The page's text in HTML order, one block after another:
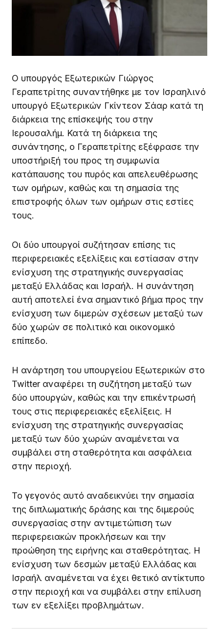
Ο υπουργός Εξωτερικών Γιώργος
Γεραπετρίτης συναντήθηκε με τον Ισραηλινό
υπουργό Εξωτερικών Γκίντεον Σάαρ κατά τη
διάρκεια της επίσκεψής του στην
Ιερουσαλήμ. Κατά τη διάρκεια της
συνάντησης, ο Γεραπετρίτης εξέφρασε την
υποστήριξή του προς τη συμφωνία
κατάπαυσης του πυρός και απελευθέρωσης
των ομήρων, καθώς και τη σημασία της
επιστροφής όλων των ομήρων στις εστίες
τους.
Οι δύο υπουργοί συζήτησαν επίσης τις
περιφερειακές εξελίξεις και εστίασαν στην
ενίσχυση της στρατηγικής συνεργασίας
μεταξύ Ελλάδας και Ισραήλ. Η συνάντηση
αυτή αποτελεί ένα σημαντικό βήμα προς την
ενίσχυση των διμερών σχέσεων μεταξύ των
δύο χωρών σε πολιτικό και οικονομικό
επίπεδο.
Η ανάρτηση του υπουργείου Εξωτερικών στο
Twitter αναφέρει τη συζήτηση μεταξύ των
δύο υπουργών, καθώς και την επικέντρωσή
τους στις περιφερειακές εξελίξεις. Η
ενίσχυση της στρατηγικής συνεργασίας
μεταξύ των δύο χωρών αναμένεται να
συμβάλει στη σταθερότητα και ασφάλεια
στην περιοχή.
Το γεγονός αυτό αναδεικνύει την σημασία
της διπλωματικής δράσης και της διμερούς
συνεργασίας στην αντιμετώπιση των
περιφερειακών προκλήσεων και την
προώθηση της ειρήνης και σταθερότητας. Η
ενίσχυση των δεσμών μεταξύ Ελλάδας και
Ισραήλ αναμένεται να έχει θετικό αντίκτυπο
στην περιοχή και να συμβάλει στην επίλυση
των εν εξελίξει προβλημάτων.